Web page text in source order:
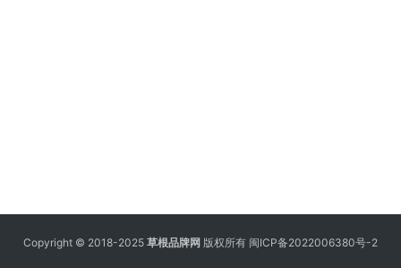
Copyright © 2018-2025 草根品牌网 版权所有 闽ICP备2022006380号-2